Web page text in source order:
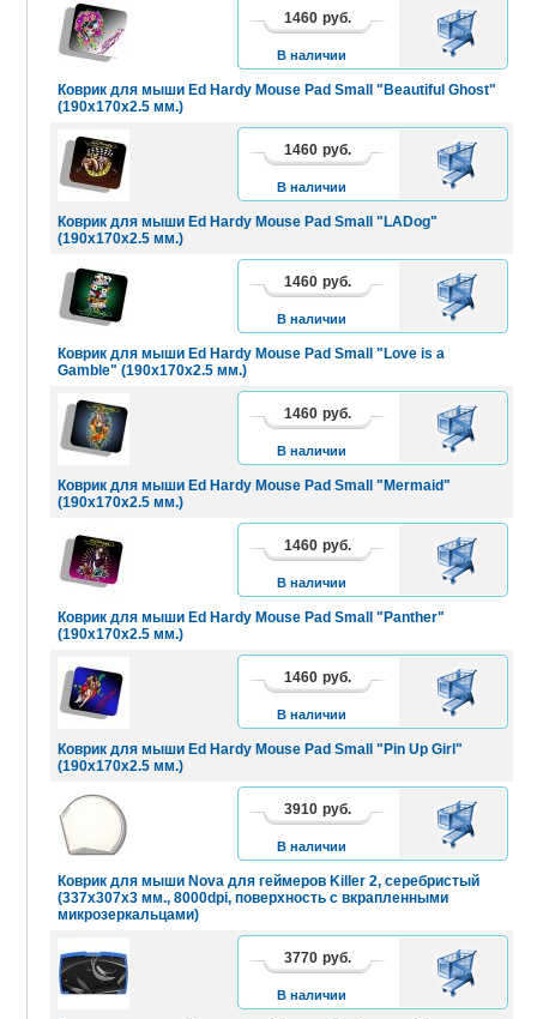
Коврик для мыши Ed Hardy Mouse Pad Small "Beautiful Ghost"
(190х170х2.5 мм.)
1460 руб.
В наличии
В
КОРЗИНУ
Коврик для мыши Ed Hardy Mouse Pad Small "LADog"
(190х170х2.5 мм.)
1460 руб.
В наличии
В
КОРЗИНУ
Коврик для мыши Ed Hardy Mouse Pad Small "Love is a
Gamble" (190х170х2.5 мм.)
1460 руб.
В наличии
В
КОРЗИНУ
Коврик для мыши Ed Hardy Mouse Pad Small "Mermaid"
(190х170х2.5 мм.)
1460 руб.
В наличии
В
КОРЗИНУ
Коврик для мыши Ed Hardy Mouse Pad Small "Panther"
(190х170х2.5 мм.)
1460 руб.
В наличии
В
КОРЗИНУ
Коврик для мыши Ed Hardy Mouse Pad Small "Pin Up Girl"
(190х170х2.5 мм.)
1460 руб.
В наличии
В
КОРЗИНУ
Коврик для мыши Nova для геймеров Killer 2, серебристый
(337х307х3 мм., 8000dpi, поверхность с вкрапленными
микрозеркальцами)
3910 руб.
В наличии
В
КОРЗИНУ
3770 руб.
В наличии
В
КОРЗИНУ